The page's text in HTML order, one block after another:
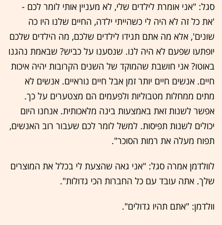
סגל: "אני אומרת לילדים שלי, לא מעניין אותי לומר לכם -
'את כל זה לא היה לי כשהייתי ילדה, החיים שלנו היו כה
שונים', אלא מה אתם תגידו לילדים שלכם, מה הילדים שלכם
יופתעו שפעם לא היה לנו. שנסענו על כביש? שבאמת נהגנו
באוטו? אני חושבת שהמוקד של השנים הקרובות יהיה איכות
חיים. אנשים חיים יותר זמן אבל חיים נוראיים. אנשים לא
מתים ממחלות מטבוליות ולפעמים הם מצטערים על כך.
אפשר לשנות זאת באמצעות בינה מלאכותית. אנחנו היום
יכולים לשנות תפיסות. למשל לומר לכם שעבור רוב האנשים,
תפוח מעלה את רמות הסוכר".
לוולדמן אמרה סגל: "אני גאה שהצעת לי בכלל את המוצרים
שלך. אתה עובד עם כל החברות הכי גדולות".
וולדמן: "אתם תהיו גדולים".